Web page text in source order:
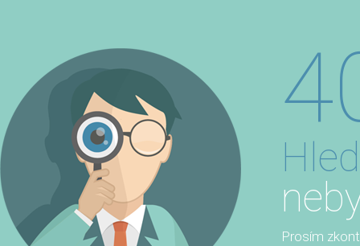
Prosím